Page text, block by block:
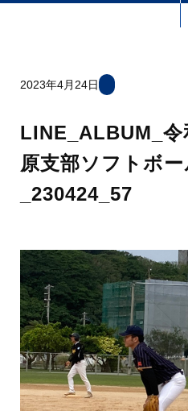
2023年4月24日
LINE_ALBUM_令
原支部ソフトボ
_230424_57